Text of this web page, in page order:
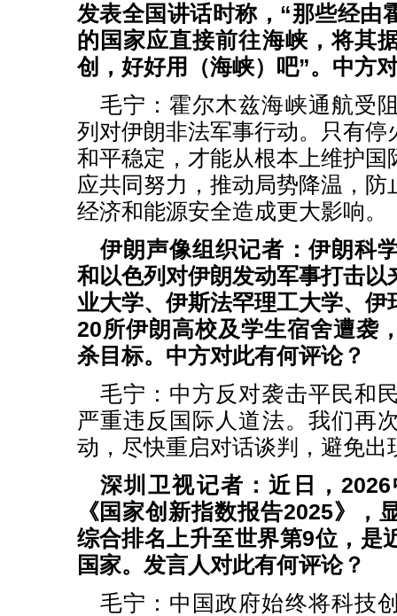
发表全国讲话时称，“那些经由
的国家应直接前往海峡，将其
创，好好用（海峡）吧”。中方
毛宁：霍尔木兹海峡通航受
列对伊朗非法军事行动。只有停
和平稳定，才能从根本上维护国
应共同努力，推动局势降温，
经济和能源安全造成更大影响。
伊朗声像组织记者：伊朗科
和以色列对伊朗发动军事打击以
业大学、伊斯法罕理工大学、伊
20所伊朗高校及学生宿舍遭袭
杀目标。中方对此有何评论？
毛宁：中方反对袭击平民和
严重违反国际人道法。我们再
动，尽快重启对话谈判，避免出
深圳卫视记者：近日，
《国家创新指数报告2025》，
综合排名上升至世界第9位，是
国家。发言人对此有何评论？
毛宁：中国政府始终将科技